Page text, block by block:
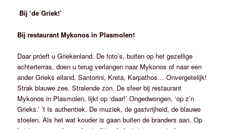
Bij ‘de Griek!’
Bij restaurant Mykonos in Plasmolen!
Daar próeft u Griekenland. De foto’s, buiten op het gezellige
achterterras, doen u terug verlangen naar Mykonos of naar een
ander Grieks eiland. Santorini, Kreta, Karpathos… Onvergetelijk!
Strak blauwe zee. Stralende zon. De sfeer bij restaurant
Mykonos in Plasmolen, lijkt op ‘daar!’ Ongedwongen, ‘op z’n
Grieks.’ ’t Is authentiek. De muziek, de gastvrijheid, de blauwe
stoelen. Als het wat kouder is gaan buiten de branders aan. Op